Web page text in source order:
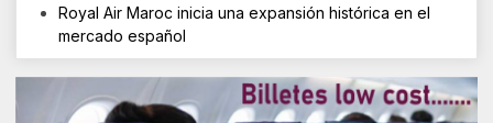
Royal Air Maroc inicia una expansión histórica en el
mercado español